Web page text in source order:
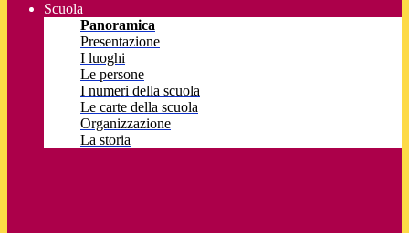
Scuola
Panoramica
Presentazione
I luoghi
Le persone
I numeri della scuola
Le carte della scuola
Organizzazione
La storia